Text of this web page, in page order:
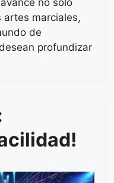
artes marciales,
de
profundizar